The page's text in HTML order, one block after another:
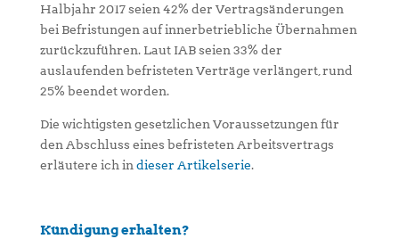
Halbjahr 2017 seien 42% der Vertragsänderungen
bei Befristungen auf innerbetriebliche Übernahmen
zurückzuführen. Laut IAB seien 33% der
auslaufenden befristeten Verträge verlängert, rund
25% beendet worden.
Die wichtigsten gesetzlichen Voraussetzungen für
den Abschluss eines befristeten Arbeitsvertrags
erläutere ich in dieser Artikelserie.
Kündigung erhalten?